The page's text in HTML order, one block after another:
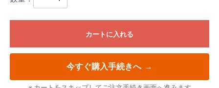
カートに入れる
今すぐ購入手続きへ →